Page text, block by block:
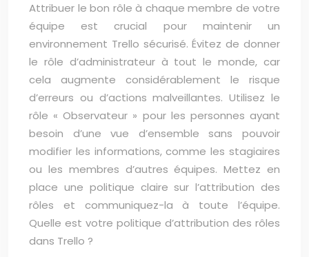
Attribuer le bon rôle à chaque membre de votre
équipe est crucial pour maintenir un
environnement Trello sécurisé. Évitez de donner
le rôle d’administrateur à tout le monde, car
cela augmente considérablement le risque
d’erreurs ou d’actions malveillantes. Utilisez le
rôle « Observateur » pour les personnes ayant
besoin d’une vue d’ensemble sans pouvoir
modifier les informations, comme les stagiaires
ou les membres d’autres équipes. Mettez en
place une politique claire sur l’attribution des
rôles et communiquez-la à toute l’équipe.
Quelle est votre politique d’attribution des rôles
dans Trello ?